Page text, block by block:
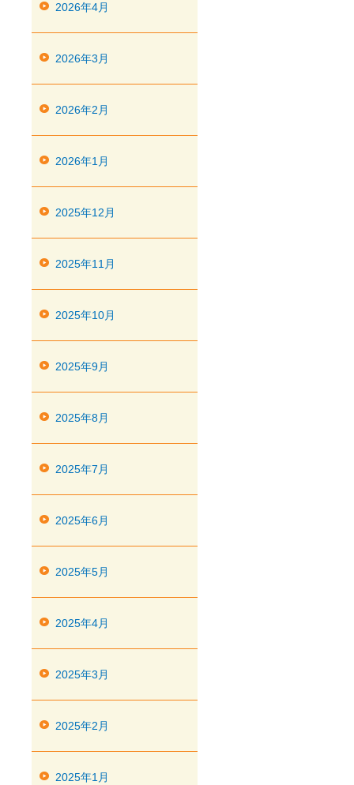
2026年4月
2026年3月
2026年2月
2026年1月
2025年12月
2025年11月
2025年10月
2025年9月
2025年8月
2025年7月
2025年6月
2025年5月
2025年4月
2025年3月
2025年2月
2025年1月